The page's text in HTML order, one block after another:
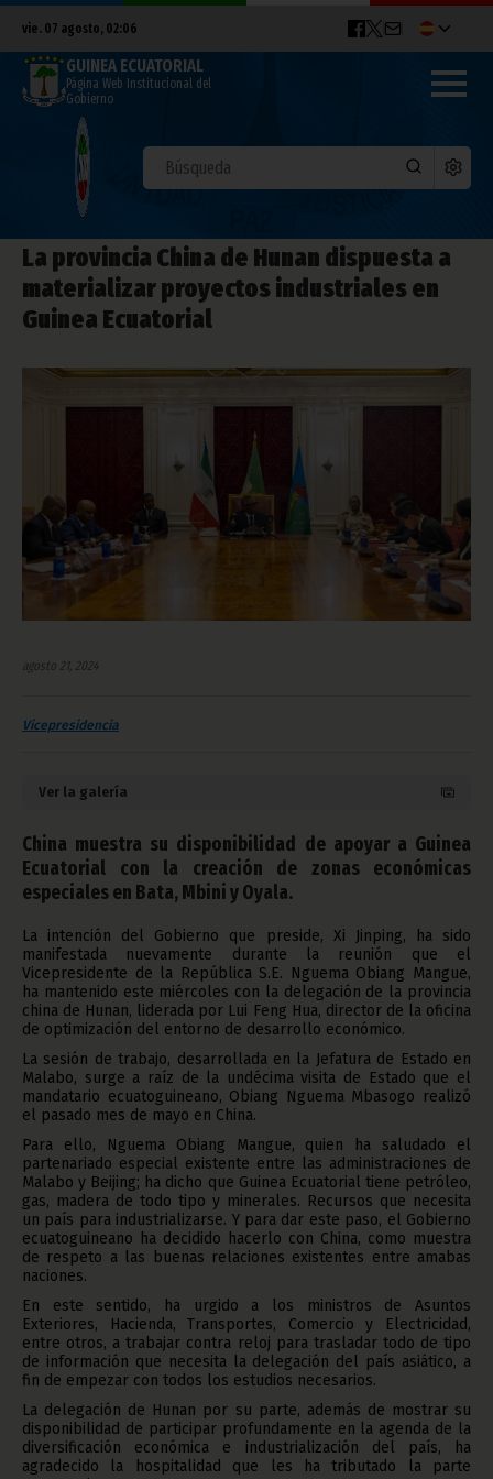
vie. 07 agosto, 02:06
GUINEA ECUATORIAL
Página Web Institucional del
Gobierno
La provincia China de Hunan dispuesta a
materializar proyectos industriales en
Guinea Ecuatorial
agosto 21, 2024
Vicepresidencia
Ver la galería
China muestra su disponibilidad de apoyar a Guinea
Ecuatorial con la creación de zonas económicas
especiales en Bata, Mbini y Oyala.
La intención del Gobierno que preside, Xi Jinping, ha sido
manifestada nuevamente durante la reunión que el
Vicepresidente de la República S.E. Nguema Obiang Mangue,
ha mantenido este miércoles con la delegación de la provincia
china de Hunan, liderada por Lui Feng Hua, director de la oficina
de optimización del entorno de desarrollo económico.
La sesión de trabajo, desarrollada en la Jefatura de Estado en
Malabo, surge a raíz de la undécima visita de Estado que el
mandatario ecuatoguineano, Obiang Nguema Mbasogo realizó
el pasado mes de mayo en China.
Para ello, Nguema Obiang Mangue, quien ha saludado el
partenariado especial existente entre las administraciones de
Malabo y Beijing; ha dicho que Guinea Ecuatorial tiene petróleo,
gas, madera de todo tipo y minerales. Recursos que necesita
un país para industrializarse. Y para dar este paso, el Gobierno
ecuatoguineano ha decidido hacerlo con China, como muestra
de respeto a las buenas relaciones existentes entre amabas
naciones.
En este sentido, ha urgido a los ministros de Asuntos
Exteriores, Hacienda, Transportes, Comercio y Electricidad,
entre otros, a trabajar contra reloj para trasladar todo de tipo
de información que necesita la delegación del país asiático, a
fin de empezar con todos los estudios necesarios.
La delegación de Hunan por su parte, además de mostrar su
disponibilidad de participar profundamente en la agenda de la
diversificación económica e industrialización del país, ha
agradecido la hospitalidad que les ha tributado la parte